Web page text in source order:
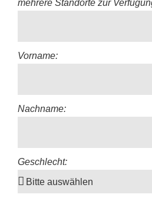
mehrere Standorte zur
Vorname:
Nachname:
Geschlecht: